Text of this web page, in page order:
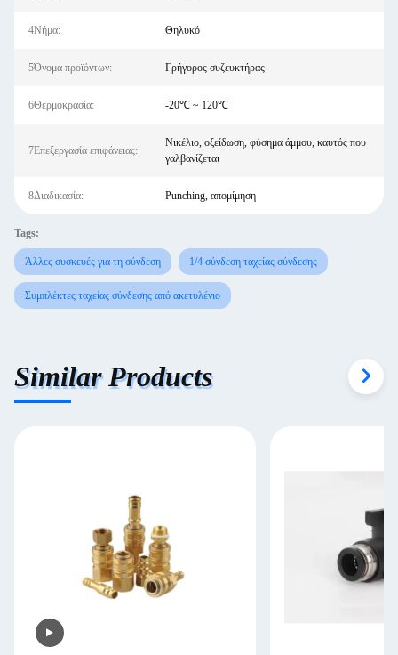
4Νήμα: Θηλυκό
5Όνομα προϊόντων: Γρήγορος συζευκτήρας
6Θερμοκρασία: -20℃ ~ 120℃
7Επεξεργασία επιφάνειας:
Νικέλιο, οξείδωση, φύσημα άμμου, καυτός που
γαλβανίζεται
8Διαδικασία: Punching, απομίμηση
Tags:
Άλλες συσκευές για τη σύνδεση 1/4 σύνδεση ταχείας σύνδεσης
Συμπλέκτες ταχείας σύνδεσης από ακετυλένιο
Similar Products